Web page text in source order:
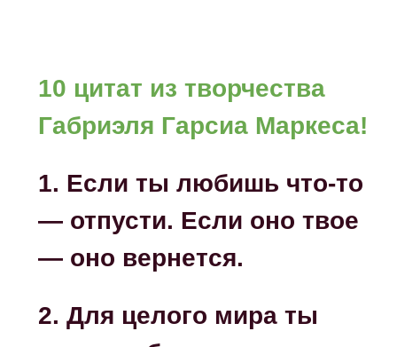
10 цитат из творчества
Габриэля Гарсиа Маркеса!
1. Если ты любишь что-то
— отпусти. Если оно твое
— оно вернется.
2. Для целого мира ты